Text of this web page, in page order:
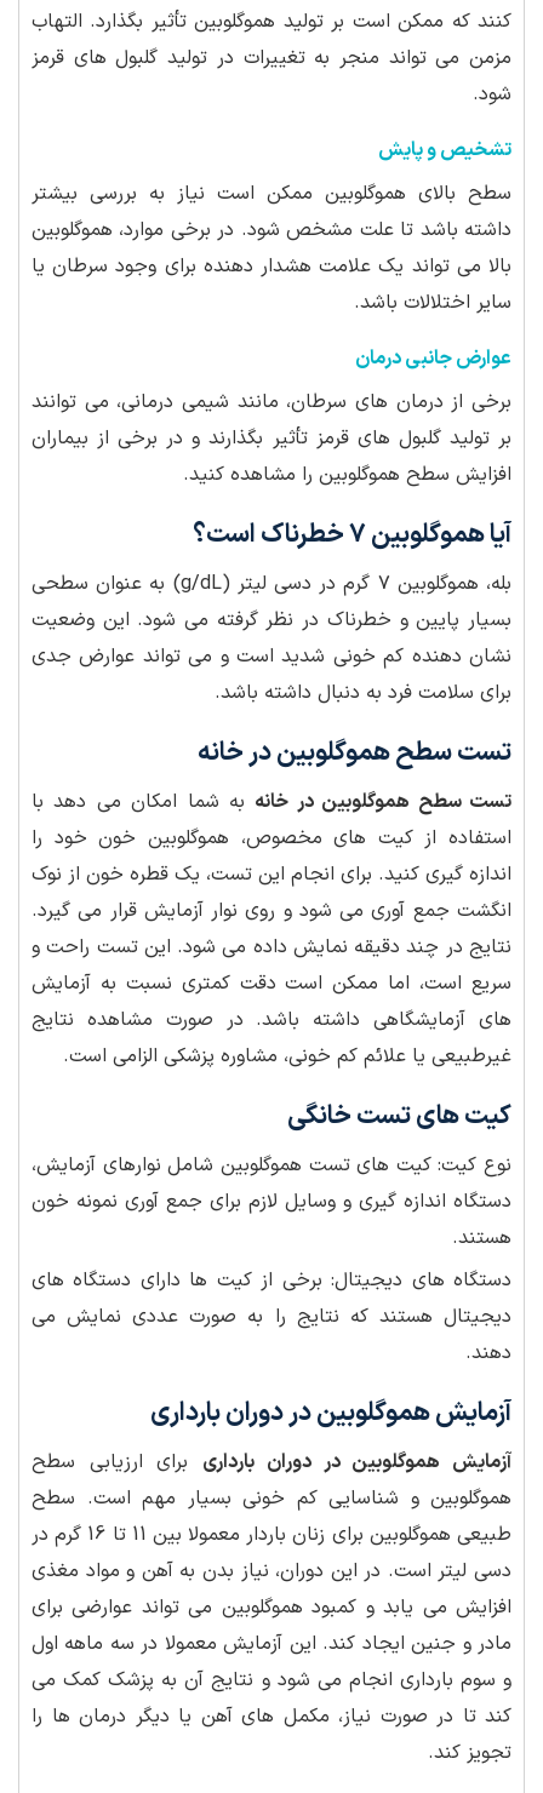
کنند که ممکن است بر تولید هموگلوبین تأثیر بگذارد. التهاب
مزمن می تواند منجر به تغییرات در تولید گلبول های قرمز
شود.
تشخیص و پایش
سطح بالای هموگلوبین ممکن است نیاز به بررسی بیشتر
داشته باشد تا علت مشخص شود. در برخی موارد، هموگلوبین
بالا می تواند یک علامت هشدار دهنده برای وجود سرطان یا
سایر اختلالات باشد.
عوارض جانبی درمان
برخی از درمان های سرطان، مانند شیمی درمانی، می توانند
بر تولید گلبول های قرمز تأثیر بگذارند و در برخی از بیماران
افزایش سطح هموگلوبین را مشاهده کنید.
آیا هموگلوبین ۷ خطرناک است؟
بله، هموگلوبین ۷ گرم در دسی لیتر (g/dL) به عنوان سطحی
بسیار پایین و خطرناک در نظر گرفته می شود. این وضعیت
نشان دهنده کم خونی شدید است و می تواند عوارض جدی
برای سلامت فرد به دنبال داشته باشد.
تست سطح هموگلوبین در خانه
تست سطح هموگلوبین در خانه به شما امکان می دهد با
استفاده از کیت های مخصوص، هموگلوبین خون خود را
اندازه گیری کنید. برای انجام این تست، یک قطره خون از نوک
انگشت جمع آوری می شود و روی نوار آزمایش قرار می گیرد.
نتایج در چند دقیقه نمایش داده می شود. این تست راحت و
سریع است، اما ممکن است دقت کمتری نسبت به آزمایش
های آزمایشگاهی داشته باشد. در صورت مشاهده نتایج
غیرطبیعی یا علائم کم خونی، مشاوره پزشکی الزامی است.
کیت های تست خانگی
نوع کیت: کیت های تست هموگلوبین شامل نوارهای آزمایش،
دستگاه اندازه گیری و وسایل لازم برای جمع آوری نمونه خون
هستند.
دستگاه های دیجیتال: برخی از کیت ها دارای دستگاه های
دیجیتال هستند که نتایج را به صورت عددی نمایش می
دهند.
آزمایش هموگلوبین در دوران بارداری
آزمایش هموگلوبین در دوران بارداری برای ارزیابی سطح
هموگلوبین و شناسایی کم خونی بسیار مهم است. سطح
طبیعی هموگلوبین برای زنان باردار معمولا بین 11 تا 16 گرم در
دسی لیتر است. در این دوران، نیاز بدن به آهن و مواد مغذی
افزایش می یابد و کمبود هموگلوبین می تواند عوارضی برای
مادر و جنین ایجاد کند. این آزمایش معمولا در سه ماهه اول
و سوم بارداری انجام می شود و نتایج آن به پزشک کمک می
کند تا در صورت نیاز، مکمل های آهن یا دیگر درمان ها را
تجویز کند.